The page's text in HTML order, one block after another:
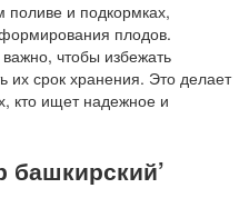
поливе и подкормках,
плодов.
чтобы избежать
их срок хранения. Это делает
кто ищет надежное и
башкирский’